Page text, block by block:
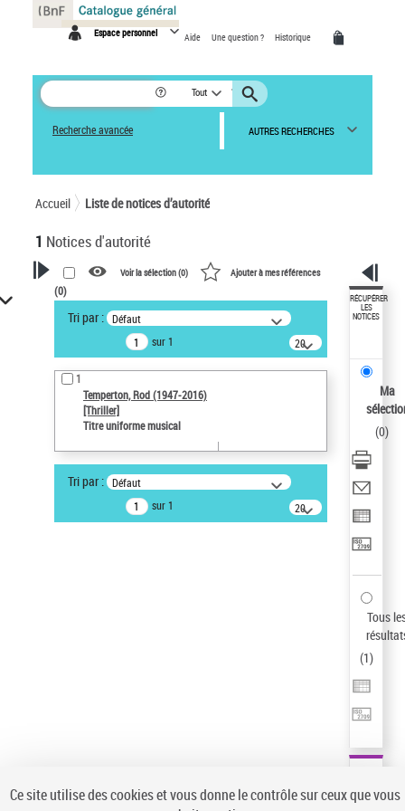
Espace personnel Aide Une question ? Historique
Tout
Recherche avancée AUTRES RECHERCHES
Accueil Liste de notices d’autorité
1 Notices d'autorité
VOTRE RECHERCHE
Recherche avancée dans les
notices d’autorité
Œuvres liées à l'auteur :
Temperton, Rod (1947-2016)
Auteur d’œuvre
Temperton, Rod (1947-2016)
Type de notice d'autorité
Voir la sélection (0) Ajouter à mes références
(0)
Tri par : Défaut
sur 1
20
résultats/page
1
Temperton, Rod (1947-2016)
[Thriller]
Titre uniforme musical
Tri par : Défaut
sur 1
20
résultats/page
RÉCUPÉRER
LES
NOTICES
Ma
(0)
Tous
(1)
Panneau de gestion des cookies
Ce site utilise des cookies et vous donne le contrôle sur ceux que vous